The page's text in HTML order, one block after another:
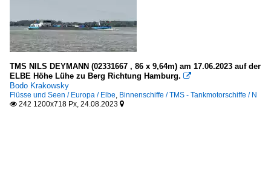
TMS NILS DEYMANN (02331667 , 86 x 9,64m) am 17.06.2023 auf der
ELBE Höhe Lühe zu Berg Richtung Hamburg. 
Bodo Krakowsky
Flüsse und Seen / Europa / Elbe, Binnenschiffe / TMS - Tankmotorschiffe / N
 242 1200x718 Px, 24.08.2023 